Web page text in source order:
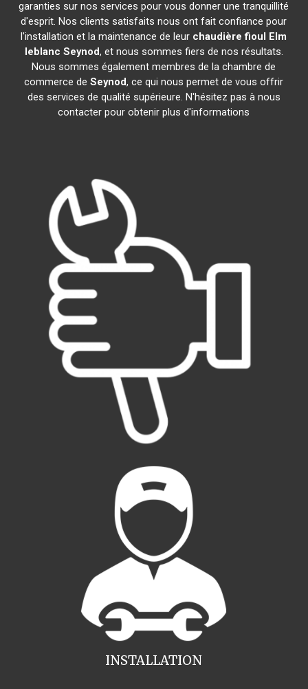
garanties sur nos services pour vous donner une tranquillité
d'esprit. Nos clients satisfaits nous ont fait confiance pour
l'installation et la maintenance de leur chaudière fioul Elm
leblanc Seynod, et nous sommes fiers de nos résultats.
Nous sommes également membres de la chambre de
commerce deSeynod, ce qui nous permet de vous offrir
des services de qualité supérieure. N'hésitez pas à nous
contacter pour obtenir plus d'informations
INSTALLATION